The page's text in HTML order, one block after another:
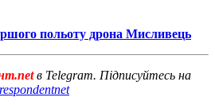
польоту дрона Мисливець
в Telegram. Підписуйтесь на